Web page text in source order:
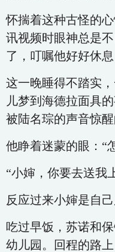
怀揣着这种古怪的
讯视频时眼神总是
了，叮嘱他好好休
这一晚睡得不踏实
儿梦到海德拉面具
被陆名琮的声音惊醒
他睁着迷蒙的眼：“
“小婶，你要去送我
反应过来小婶是自
吃过早饭，苏诺和
幼儿园。回程的路